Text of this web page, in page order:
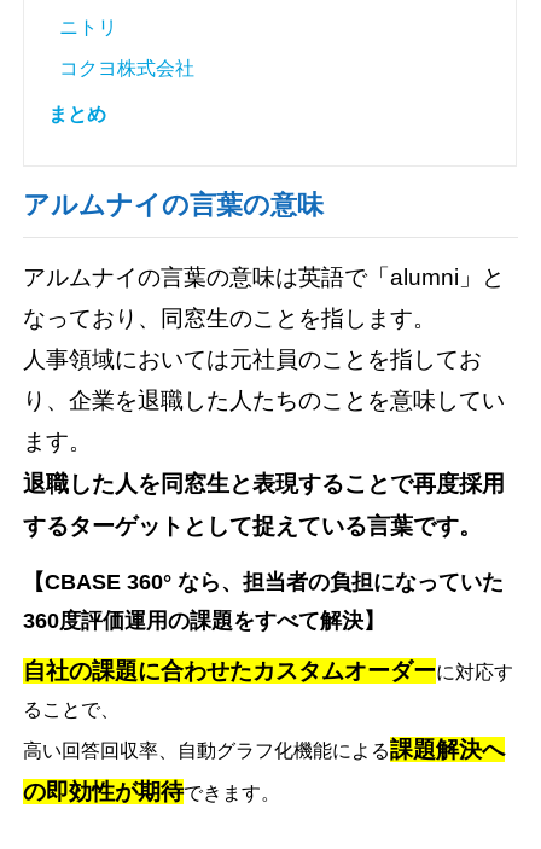
ニトリ
コクヨ株式会社
まとめ
アルムナイの言葉の意味
アルムナイの言葉の意味は英語で「alumni」と
なっており、同窓生のことを指します。
人事領域においては元社員のことを指してお
り、企業を退職した人たちのことを意味してい
ます。
退職した人を同窓生と表現することで再度採用
するターゲットとして捉えている言葉です。
【CBASE 360° なら、担当者の負担になっていた
360度評価運用の課題をすべて解決】
自社の課題に合わせたカスタムオーダーに対応す
ることで、
高い回答回収率、自動グラフ化機能による課題解決へ
の即効性が期待できます。